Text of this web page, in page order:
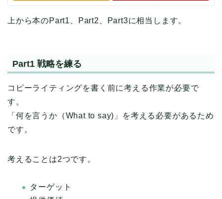
上から本のPart1、Part2、Part3に相当します。
Part1 戦略を練る
コピーライティングを書く前に考える作業が必要で
す。
「何を言うか（What to say)」を考える必要があるため
です。
考えることは2つです。
ターゲット